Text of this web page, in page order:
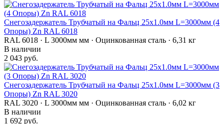
Снегозадержатель Трубчатый на Фальц 25х1.0мм L=3000мм (4
Опоры) Zn RAL 6018
RAL 6018 · L 3000мм мм · Оцинкованная сталь · 6,31 кг
В наличии
2 043 руб.
Снегозадержатель Трубчатый на Фальц 25х1.0мм L=3000мм (3
Опоры) Zn RAL 3020
RAL 3020 · L 3000мм мм · Оцинкованная сталь · 6,02 кг
В наличии
1 692 руб.